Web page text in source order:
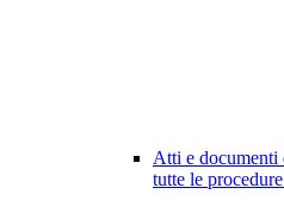
Atti e documenti
tutte le procedure